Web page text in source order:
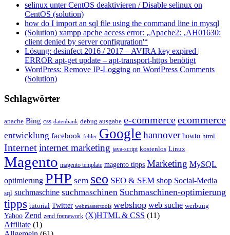
selinux unter CentOS deaktivieren / Disable selinux on
CentOS (solution)
how do I import an sql file using the command line in mysql
(Solution) xampp apche access error: „Apache2: ‚AH01630:
client denied by server configuration'“
Lösung: desinfect 2016 / 2017 – AVIRA key expired |
ERROR apt-get update – apt-transport-https benötigt
WordPress: Remove IP-Logging on WordPress Comments
(Solution)
Schlagwörter
apache Bing css datenbank debug ausgabe e-commerceecommerce
entwicklung facebook fehler Google hannover howto html
Internetinternet marketing java-script kostenlos Linux
Magento magento template magento tipps Marketing MySQL
optimierung PHP sem seo SEO & SEM shop Social-Media
sql suchmaschine suchmaschinen Suchmaschinen-optimierung
tipps tutorial Twitter webmastertools webshop web suche werbung
Yahoo Zend zend framework (X)HTML & CSS (11)
Affiliate (1)